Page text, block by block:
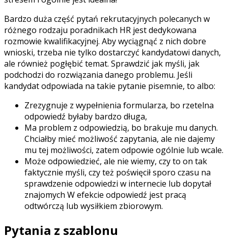
Bardzo duża część pytań rekrutacyjnych polecanych w
różnego rodzaju poradnikach HR jest dedykowana
rozmowie kwalifikacyjnej. Aby wyciągnąć z nich dobre
wnioski, trzeba nie tylko dostarczyć kandydatowi danych,
ale również pogłębić temat. Sprawdzić jak myśli, jak
podchodzi do rozwiązania danego problemu. Jeśli
kandydat odpowiada na takie pytanie pisemnie, to albo:
Zrezygnuje z wypełnienia formularza, bo rzetelna
odpowiedź byłaby bardzo długa,
Ma problem z odpowiedzią, bo brakuje mu danych.
Chciałby mieć możliwość zapytania, ale nie dajemy
mu tej możliwości, zatem odpowie ogólnie lub wcale.
Może odpowiedzieć, ale nie wiemy, czy to on tak
faktycznie myśli, czy też poświęcił sporo czasu na
sprawdzenie odpowiedzi w internecie lub dopytał
znajomych W efekcie odpowiedź jest pracą
odtwórczą lub wysiłkiem zbiorowym.
Pytania z szablonu